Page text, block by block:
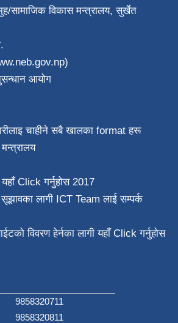
सामाजिक विकास मन्त्रालय, सुर्खेत
आयोग
चाहीने सबै खालका format हरू
यहाँ Click गर्नुहोस2017
सूझावका लागी ICT Teamलाई सम्पर्क
विवरण हेर्नका लागी यहाँ Click गर्नुहोस
9858320711
9858320811